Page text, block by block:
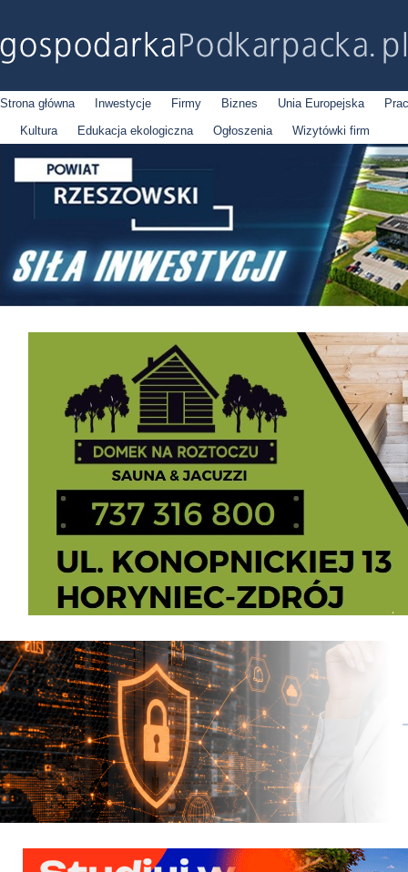
Strona główna Inwestycje Firmy Biznes Unia Europejska
Kultura
Edukacja ekologiczna Ogłoszenia Wizytówki firm